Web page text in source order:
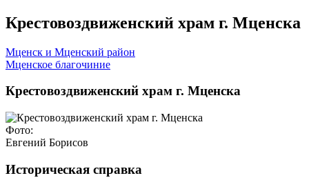
Крестовоздвиженский храм г. Мценска
Мценск и Мценский район
Мценское благочиние
Крестовоздвиженский храм г. Мценска
Фото:
Евгений Борисов
Историческая справка